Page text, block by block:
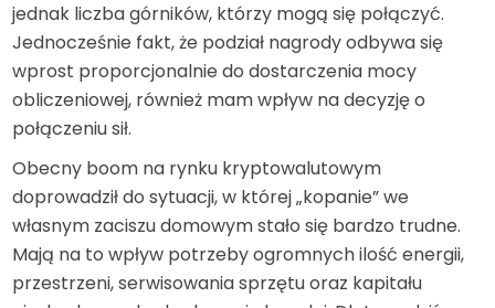
jednak liczba górników, którzy mogą się połączyć.
Jednocześnie fakt, że podział nagrody odbywa się
wprost proporcjonalnie do dostarczenia mocy
obliczeniowej, również mam wpływ na decyzję o
połączeniu sił.
Obecny boom na rynku kryptowalutowym
doprowadził do sytuacji, w której „kopanie” we
własnym zaciszu domowym stało się bardzo trudne.
Mają na to wpływ potrzeby ogromnych ilość energii,
przestrzeni, serwisowania sprzętu oraz kapitału